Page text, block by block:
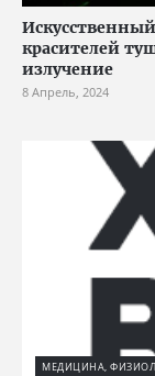
красителей
излучение
8 Апрель, 2024
МЕДИЦИНА,